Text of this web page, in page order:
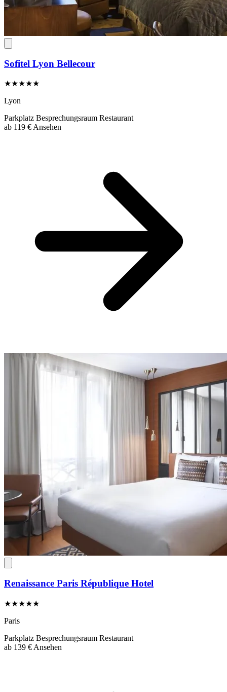
Sofitel Lyon Bellecour
★★★★★
Lyon
Parkplatz Besprechungsraum Restaurant
ab 119 € Ansehen
Renaissance Paris République Hotel
★★★★★
Paris
Parkplatz Besprechungsraum Restaurant
ab 139 € Ansehen